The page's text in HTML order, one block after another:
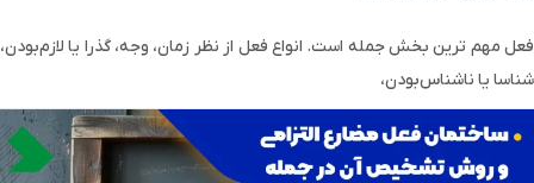
فعل مهم ترین بخش جمله است. انواع فعل‌ از نظر زمان، وجه، گذرا یا لازم‌بودن،
شناسا یا ناشناس‌بودن،